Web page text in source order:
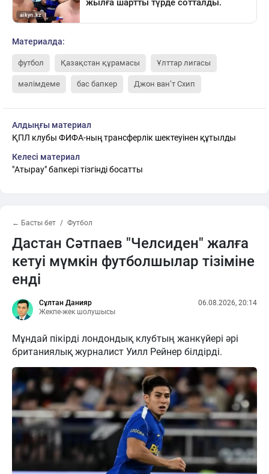
Материалда:
футбол Қазақстан құрамасы Ұлттар лигасы
мәлімдеме бас бапкер Джон ван’т Схип
Алдыңғы материал
ҚПЛ клубы ФИФА-ның трансферлік шектеуінен құтылды
Келесі материал
"Атырау" бапкері тізгінді босатты
← Басты бет Футбол
Дастан Сәтпаев "Челсиден" жалға
кетуі мүмкін футболшылар тізіміне
енді
Сұлтан Данияр
Жекпе-жек шолушысы
06.08.2026, 20:14
Мұндай пікірді лондондық клубтың жанкүйері әрі
британиялық журналист Уилл Рейнер білдірді.